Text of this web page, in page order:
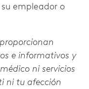
empleador o
e informativos y
ni servicios
ni tu afección